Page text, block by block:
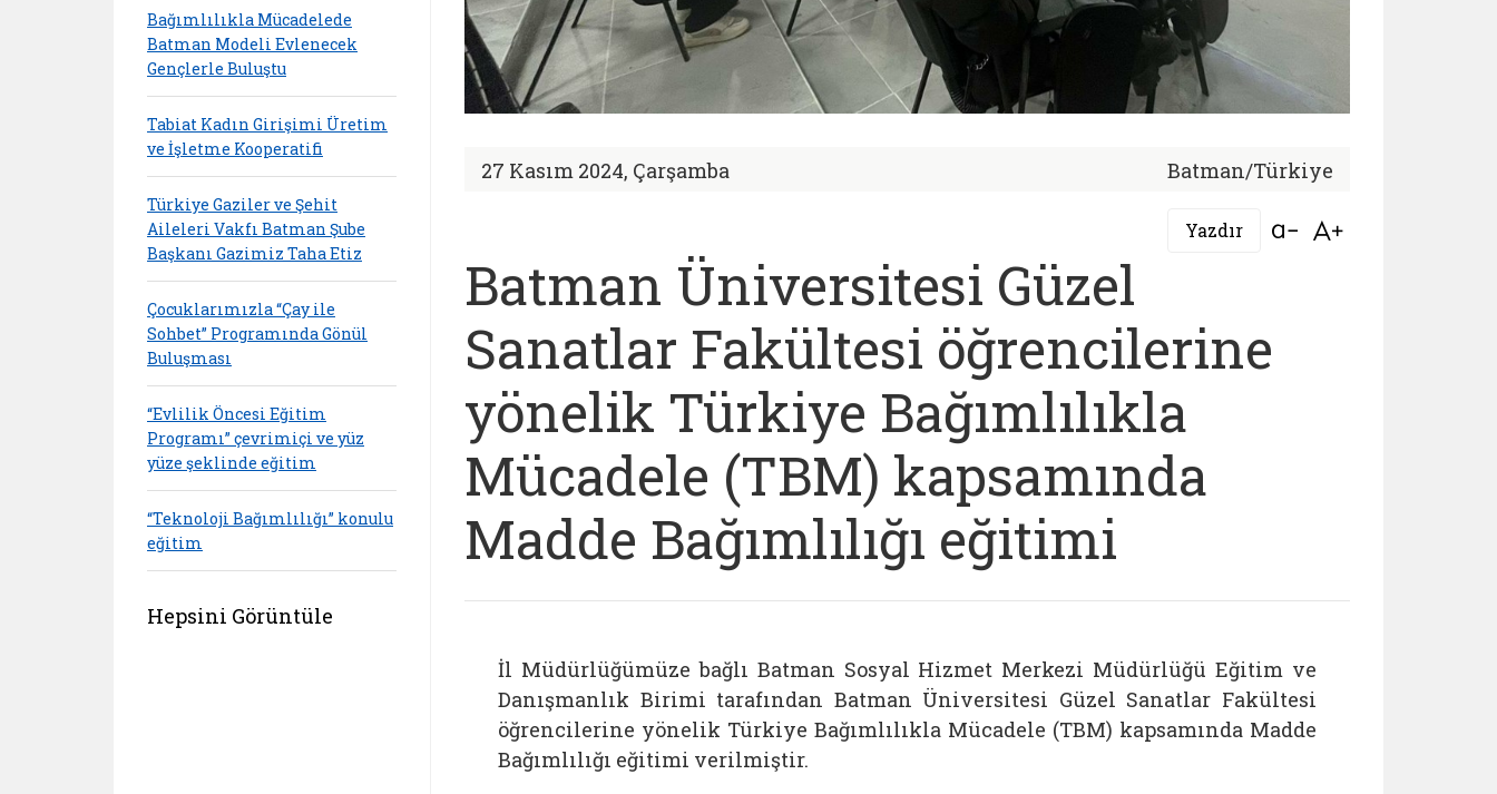
27 Kasım 2024, Çarşamba Batman/Türkiye
Yazdır Bağlantıyı aç
Batman Üniversitesi Güzel
Sanatlar Fakültesi öğrencilerine
yönelik Türkiye Bağımlılıkla
Mücadele (TBM) kapsamında
Madde Bağımlılığı eğitimi
İl Müdürlüğümüze bağlı Batman Sosyal Hizmet Merkezi Müdürlüğü Eğitim ve
Danışmanlık Birimi tarafından Batman Üniversitesi Güzel Sanatlar Fakültesi
öğrencilerine yönelik Türkiye Bağımlılıkla Mücadele (TBM) kapsamında Madde
Bağımlılığı eğitimi verilmiştir.
Bağımlılıkla Mücadelede
Batman Modeli Evlenecek
Gençlerle Buluştu
Tabiat Kadın Girişimi Üretim
ve İşletme Kooperatifi
Türkiye Gaziler ve Şehit
Aileleri Vakfı Batman Şube
Başkanı Gazimiz Taha Etiz
Çocuklarımızla “Çay ile
Sohbet” Programında Gönül
Buluşması
“Evlilik Öncesi Eğitim
Programı” çevrimiçi ve yüz
yüze şeklinde eğitim
“Teknoloji Bağımlılığı” konulu
eğitim
Hepsini Görüntüle